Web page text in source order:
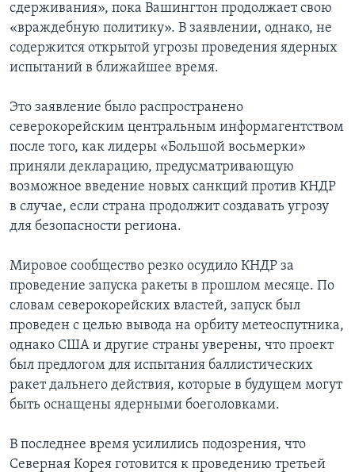
сдерживания», пока Вашингтон продолжает свою
«враждебную политику». В заявлении, однако, не
содержится открытой угрозы проведения ядерных
испытаний в ближайшее время.
Это заявление было распространено
северокорейским центральным информагентством
после того, как лидеры «Большой восьмерки»
приняли декларацию, предусматривающую
возможное введение новых санкций против КНДР
в случае, если страна продолжит создавать угрозу
для безопасности региона.
Мировое сообщество резко осудило КНДР за
проведение запуска ракеты в прошлом месяце. По
словам северокорейских властей, запуск был
проведен с целью вывода на орбиту метеоспутника,
однако США и другие страны уверены, что проект
был предлогом для испытания баллистических
ракет дальнего действия, которые в будущем могут
быть оснащены ядерными боеголовками.
В последнее время усилились подозрения, что
Северная Корея готовится к проведению третьей